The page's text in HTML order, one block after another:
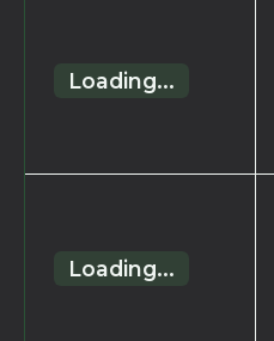
Loading...
Loading...